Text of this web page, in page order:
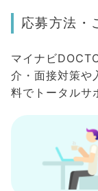
応募方法・
マイナビ
介・面接対策や
料でトータルサ